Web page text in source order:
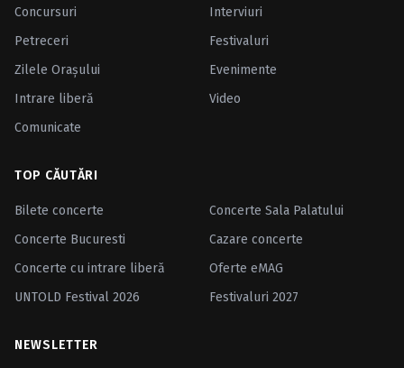
Concursuri
Interviuri
Petreceri
Festivaluri
Zilele Oraşului
Evenimente
Intrare liberă
Video
Comunicate
TOP CĂUTĂRI
Bilete concerte
Concerte Sala Palatului
Concerte Bucuresti
Cazare concerte
Concerte cu intrare liberă
Oferte eMAG
UNTOLD Festival 2026
Festivaluri 2027
NEWSLETTER